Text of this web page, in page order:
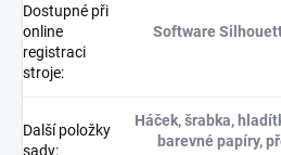
Dostupné při
online
registraci
stroje:
Software
Další položky
sady:
Háček, šrabka,
barevné papíry,